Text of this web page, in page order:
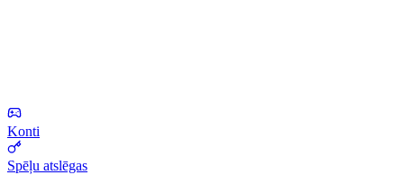
Konti
Spēļu atslēgas